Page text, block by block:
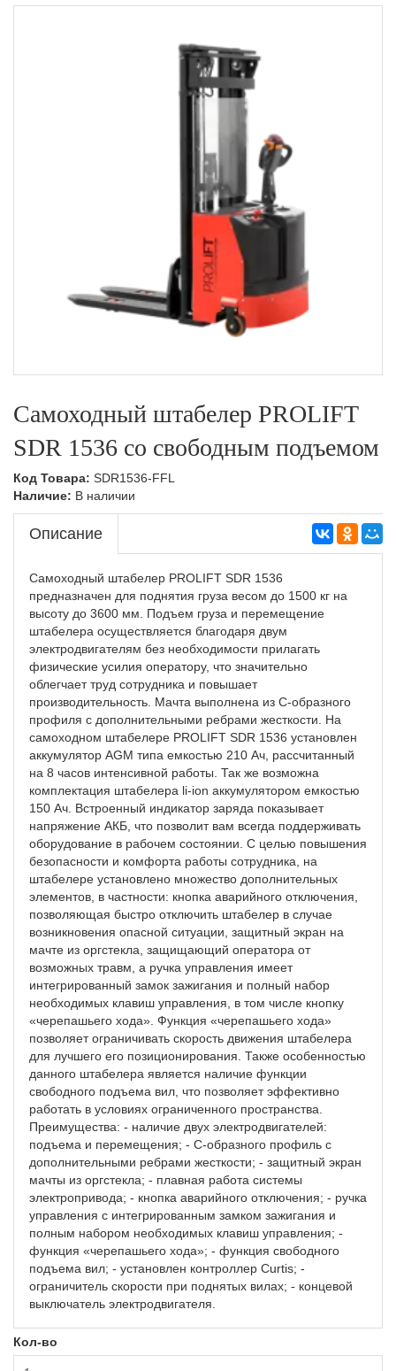
Самоходный штабелер PROLIFT
SDR 1536 со свободным подъемом
Код Товара: SDR1536-FFL
Наличие: В наличии
Описание
Самоходный штабелер PROLIFT SDR 1536
предназначен для поднятия груза весом до 1500 кг на
высоту до 3600 мм. Подъем груза и перемещение
штабелера осуществляется благодаря двум
электродвигателям без необходимости прилагать
физические усилия оператору, что значительно
облегчает труд сотрудника и повышает
производительность. Мачта выполнена из С-образного
профиля с дополнительными ребрами жесткости. На
самоходном штабелере PROLIFT SDR 1536 установлен
аккумулятор AGM типа емкостью 210 Ач, рассчитанный
на 8 часов интенсивной работы. Так же возможна
комплектация штабелера li-ion аккумулятором емкостью
150 Ач. Встроенный индикатор заряда показывает
напряжение АКБ, что позволит вам всегда поддерживать
оборудование в рабочем состоянии. С целью повышения
безопасности и комфорта работы сотрудника, на
штабелере установлено множество дополнительных
элементов, в частности: кнопка аварийного отключения,
позволяющая быстро отключить штабелер в случае
возникновения опасной ситуации, защитный экран на
мачте из оргстекла, защищающий оператора от
возможных травм, а ручка управления имеет
интегрированный замок зажигания и полный набор
необходимых клавиш управления, в том числе кнопку
«черепашьего хода». Функция «черепашьего хода»
позволяет ограничивать скорость движения штабелера
для лучшего его позиционирования. Также особенностью
данного штабелера является наличие функции
свободного подъема вил, что позволяет эффективно
работать в условиях ограниченного пространства.
Преимущества: - наличие двух электродвигателей:
подъема и перемещения; - С-образного профиль с
дополнительными ребрами жесткости; - защитный экран
мачты из оргстекла; - плавная работа системы
электропривода; - кнопка аварийного отключения; - ручка
управления с интегрированным замком зажигания и
полным набором необходимых клавиш управления; -
функция «черепашьего хода»; - функция свободного
подъема вил; - установлен контроллер Curtis; -
ограничитель скорости при поднятых вилах; - концевой
выключатель электродвигателя.
Кол-во